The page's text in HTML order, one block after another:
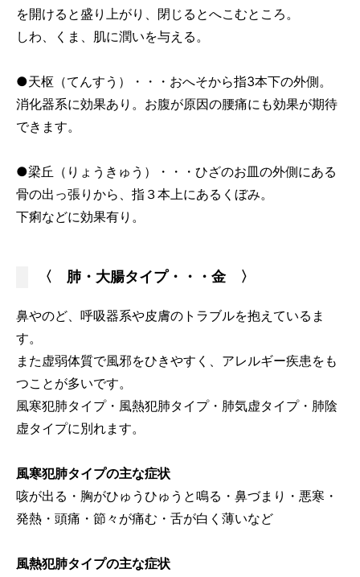
を開けると盛り上がり、閉じるとへこむところ。
しわ、くま、肌に潤いを与える。
●天枢（てんすう）・・・おへそから指3本下の外側。
消化器系に効果あり。お腹が原因の腰痛にも効果が期待
できます。
●梁丘（りょうきゅう）・・・ひざのお皿の外側にある
骨の出っ張りから、指３本上にあるくぼみ。
下痢などに効果有り。
〈 肺・大腸タイプ・・・金 〉
鼻やのど、呼吸器系や皮膚のトラブルを抱えているま
す。
また虚弱体質で風邪をひきやすく、アレルギー疾患をも
つことが多いです。
風寒犯肺タイプ・風熱犯肺タイプ・肺気虚タイプ・肺陰
虚タイプに別れます。
風寒犯肺タイプの主な症状
咳が出る・胸がひゅうひゅうと鳴る・鼻づまり・悪寒・
発熱・頭痛・節々が痛む・舌が白く薄いなど
風熱犯肺タイプの主な症状